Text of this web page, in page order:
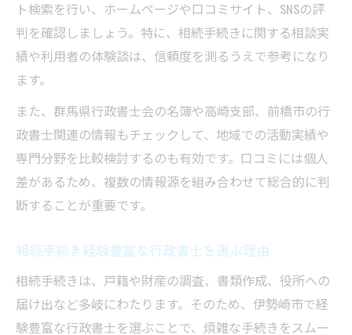
ト検索を行い、ホームページや口コミサイト、SNSの評
判を確認しましょう。特に、相続手続きに関する相談実
績や利用者の体験談は、信頼度を測るうえで参考になり
ます。
また、群馬県行政書士会の名簿や高崎支部、前橋市の行
政書士関連の情報もチェックして、地域での活動実績や
専門分野を比較検討するのも有効です。口コミには個人
差があるため、複数の情報源を組み合わせて総合的に判
断することが重要です。
相続手続き経験豊富な行政書士を選ぶ理由
相続手続きは、戸籍や財産の調査、書類作成、役所への
届け出など多岐にわたります。そのため、伊勢崎市で経
験豊富な行政書士を選ぶことで、煩雑な手続きをスムー